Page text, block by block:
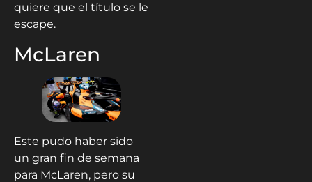
quiere que el título se le
escape.
McLaren
Este pudo haber sido
un gran fin de semana
para McLaren, pero su